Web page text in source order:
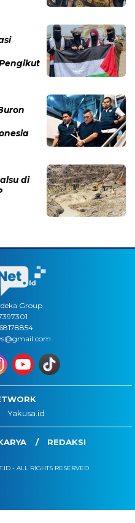
di
Group
Yakusa.id
REDAKSI
- ALL RIGHTS RESERVED